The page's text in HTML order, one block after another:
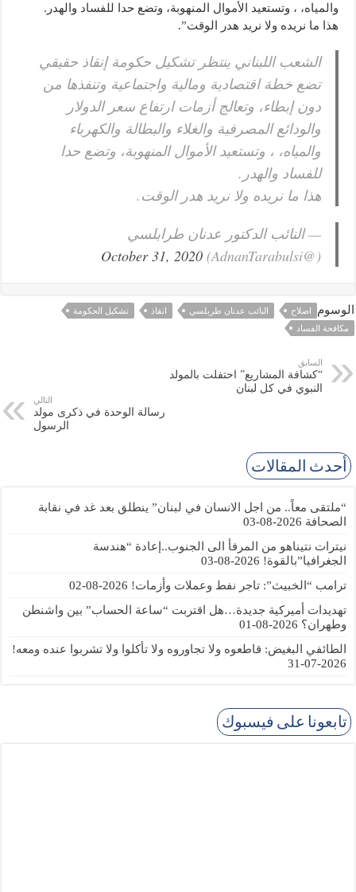
والمياه، ، وتستعيد الأموال المنهوبة، وتضع حدا للفساد والهدر.
هذا ما نريده ولا نريد هدر الوقت”.
الشعب اللبناني ينتظر تشكيل حكومة إنقاذ حقيقي
تضع خطة اقتصادية ومالية واجتماعية وتنفذها من
دون إبطاء، وتعالج أزمات ارتفاع سعر الدولار
والودائع المصرفية والغلاء والبطالة والكهرباء
والمياه، ، وتستعيد الأموال المنهوبة، وتضع حدا
للفساد والهدر.
هذا ما نريده ولا نريد هدر الوقت.
— النائب الدكتور عدنان طرابلسي
(@AdnanTarabulsi)
October 31, 2020
الوسوم اصلاح النائب عدنان طربلسي انقاذ
تشكيل الحكومة
مكافحة الفساد
السابق
“كشافة المشاريع” احتفلت بالمولد
النبوي في كل لبنان
التالي
رسالة الوحدة في ذكرى مولد
الرسول
أحدث المقالات
“ملتقى معاً.. من اجل الانسان في لبنان” ينطلق بعد غد في نقابة
الصحافة 2026-08-03
نيترات نتيناهو من المرفأ الى الجنوب..إعادة “هندسة
الجغرافيا”بالقوة! 2026-08-03
ترامب “الخبيث”: تاجر نفط وعملات وأزمات! 2026-08-02
تهديدات أميركية جديدة…هل اقتربت “ساعة الحساب” بين واشنطن
وطهران؟ 2026-08-01
الطائفي البغيض: قاطعوه ولا تجاوروه ولا تأكلوا ولا تشربوا عنده ومعه!
2026-07-31
تابعونا على فيسبوك